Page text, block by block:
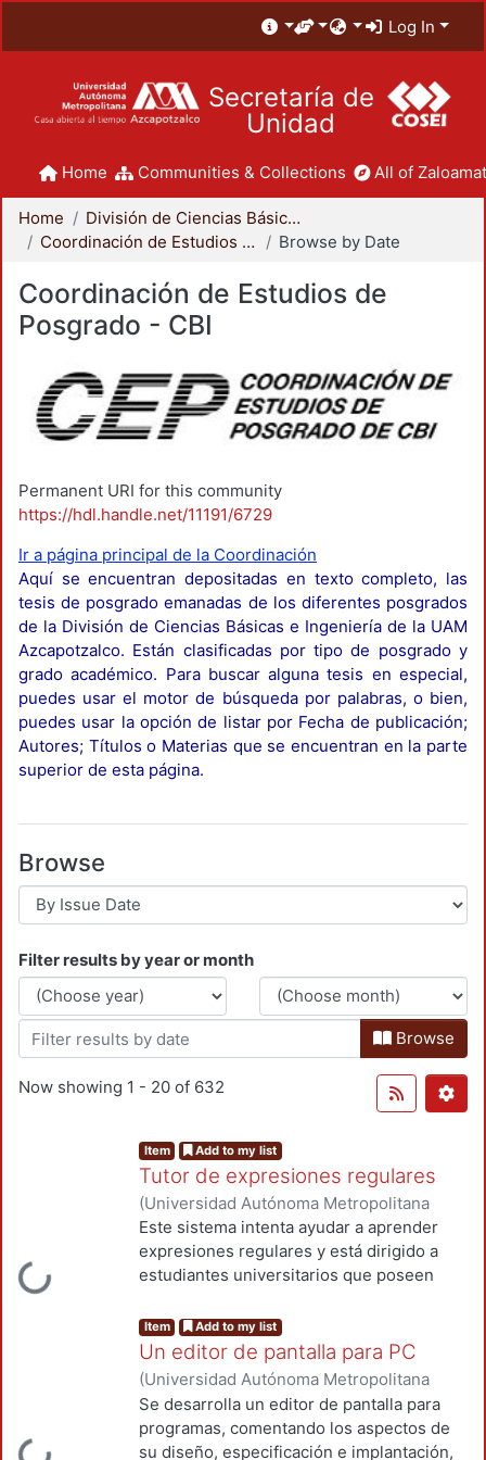
Log In
Secretaría de
Unidad
Home Communities & Collections All of
Home
División de Ciencias Básicas e Ingeniería
Coordinación de Estudios de Posgrado - CBI
Browse by Date
Coordinación de Estudios de
Posgrado - CBI
Permanent URI for this community
https://hdl.handle.net/11191/6729
Ir a página principal de la Coordinación
Aquí se encuentran depositadas en texto completo, las
tesis de posgrado emanadas de los diferentes posgrados
de la División de Ciencias Básicas e Ingeniería de la UAM
Azcapotzalco. Están clasificadas por tipo de posgrado y
grado académico. Para buscar alguna tesis en especial,
puedes usar el motor de búsqueda por palabras, o bien,
puedes usar la opción de listar por Fecha de publicación;
Autores; Títulos o Materias que se encuentran en la parte
superior de esta página.
Browse
Filter results by year or month
Browse
Now showing 1 - 20 of 632
Item Add to my list
Tutor de expresiones regulares
(Universidad Autónoma Metropolitana
(México). Unidad Azcapotzalco.
Coordinación de Servicios de
Información. ,1990-05)GONZALEZ
Este sistema intenta ayudar a aprender
expresiones regulares y está dirigido a
estudiantes universitarios que poseen
utilización de las computadoras. Este
trabajo puede crear el interés por la
investigación y desarrollo para mejorar
este tipo de sistemas.
Item Add to my list
Un editor de pantalla para PC
(Universidad Autónoma Metropolitana
(México). Unidad Azcapotzalco.
Coordinación de Servicios de
Información.,1991-09)Cadena Sandoval,
Se desarrolla un editor de pantalla para
programas, comentando los aspectos de
su diseño, especificación e implantación,